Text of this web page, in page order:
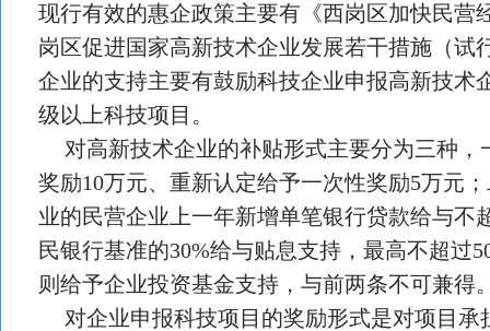
现行有效的惠企政策主要有《西岗区加快民营
岗区促进国家高新技术企业发展若干措施（试
企业的支持主要有鼓励科技企业申报高新技术
级以上科技项目。
对高新技术企业的补贴形式主要分为三种
奖励10万元、重新认定给予一次性奖励5万元
业的民营企业上一年新增单笔银行贷款给与不
民银行基准的30%给与贴息支持，最高不超过
则给予企业投资基金支持，与前两条不可兼得
对企业申报科技项目的奖励形式是对项目承